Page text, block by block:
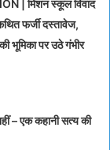
| मिशन स्कूल विवाद
फर्जी दस्तावेज,
भूमिका पर उठे गंभीर
– एक कहानी सत्य की